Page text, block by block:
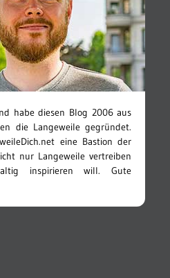
habe diesen Blog 2006 aus
die Langeweile gegründet.
eine Bastion der
nur Langeweile vertreiben
inspirieren will. Gute